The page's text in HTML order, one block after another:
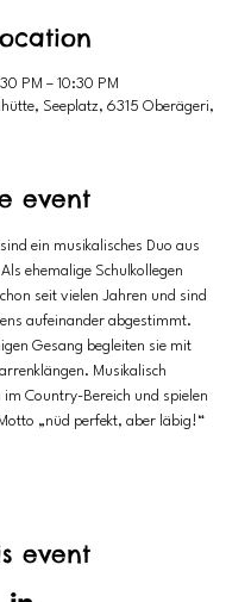
PM – 10:30 PM
Seeplatz, 6315 Oberägeri,
event
ein musikalisches Duo aus
ehemalige Schulkollegen
seit vielen Jahren und sind
aufeinander abgestimmt.
Gesang begleiten sie mit
Musikalisch
im Country-Bereich und spielen
„nüd perfekt, aber läbig!“
event